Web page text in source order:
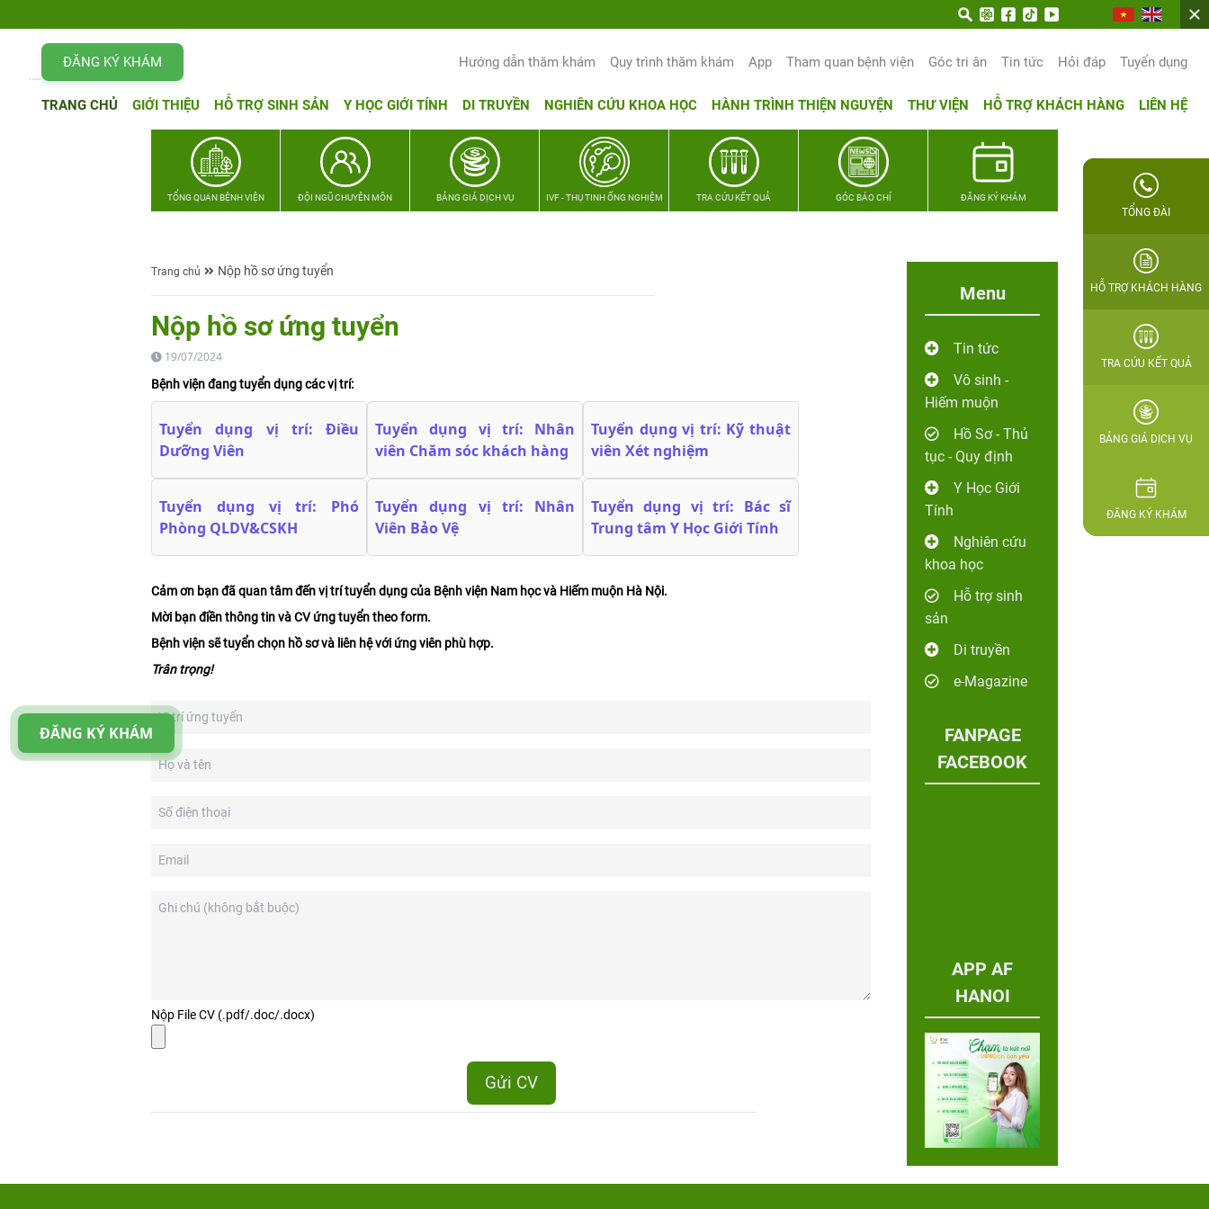
ĐĂNG KÝ KHÁM Hướng dẫn thăm khám Quy trình thăm khám App Tham quan bệnh viện Góc tri ân Tin tức Hỏi đáp Tuyển dụng
TRANG CHỦ GIỚI THIỆU HỖ TRỢ SINH SẢN Y HỌC GIỚI TÍNH DI TRUYỀN NGHIÊN CỨU KHOA HỌC HÀNH TRÌNH THIỆN NGUYỆN THƯ VIỆN HỖ TRỢ KHÁCH HÀNG LIÊN HỆ
TỔNG QUAN BỆNH VIỆN ĐỘI NGŨ CHUYÊN MÔN BẢNG GIÁ DỊCH VỤ IVF - THỤ TINH ỐNG NGHIỆM TRA CỨU KẾT QUẢ GÓC BÁO CHÍ ĐĂNG KÝ KHÁM
Trang chủ Nộp hồ sơ ứng tuyển
Nộp hồ sơ ứng tuyển
19/07/2024
Bệnh viện đang tuyển dụng các vị trí:
Tuyển dụng vị trí: Điều
Dưỡng Viên
Tuyển dụng vị trí: Nhân
viên Chăm sóc khách hàng
Tuyển dụng vị trí: Kỹ thuật
viên Xét nghiệm
Tuyển dụng vị trí: Phó
Phòng QLDV&CSKH
Tuyển dụng vị trí: Nhân
Viên Bảo Vệ
Tuyển dụng vị trí: Bác sĩ
Trung tâm Y Học Giới Tính
Cảm ơn bạn đã quan tâm đến vị trí tuyển dụng của Bệnh viện Nam học và Hiếm muộn Hà Nội.
Mời bạn điền thông tin và CV ứng tuyển theo form.
Bệnh viện sẽ tuyển chọn hồ sơ và liên hệ với ứng viên phù hợp.
Trân trọng!
Nộp File CV (.pdf/.doc/.docx)
Menu
Tin tức
Vô sinh -
Hiếm muộn
Hồ Sơ - Thủ
tục - Quy định
Y Học Giới
Tính
Nghiên cứu
khoa học
Hỗ trợ sinh
sản
Di truyền
e-Magazine
FANPAGE
FACEBOOK
APP AF
HANOI
TỔNG ĐÀI
HỖ TRỢ KHÁCH HÀNG
TRA CỨU KẾT QUẢ
BẢNG GIÁ DỊCH VỤ
ĐĂNG KÝ KHÁM
ĐĂNG KÝ KHÁM